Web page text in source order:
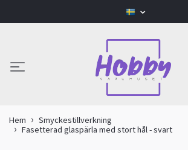
Hem
Smyckestillverkning
Fasetterad glaspärla med stort hål - svart